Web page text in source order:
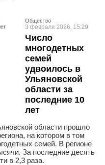
Общество
3 февраля 2026, 15:29
Число
многодетных
семей
удвоилось в
Ульяновской
области за
последние 10
лет
области прошло
на котором в том
семей. В регионе
За последние десять
в 2,3 раза.